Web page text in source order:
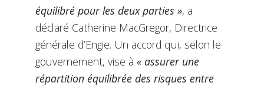
équilibré pour les deux parties », a
déclaré Catherine MacGregor, Directrice
générale d’Engie. Un accord qui, selon le
gouvernement, vise à « assurer une
répartition équilibrée des risques entre